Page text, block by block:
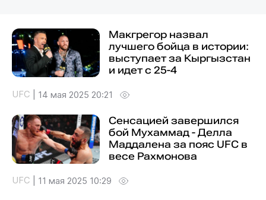
Макгрегор назвал
лучшего бойца в истории:
выступает за Кыргызстан
и идет с 25-4
UFC 14 мая 2025 20:21
Сенсацией завершился
бой Мухаммад - Делла
Маддалена за пояс UFC в
весе Рахмонова
UFC 11 мая 2025 10:29